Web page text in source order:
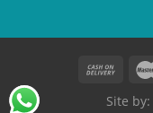
Site by: